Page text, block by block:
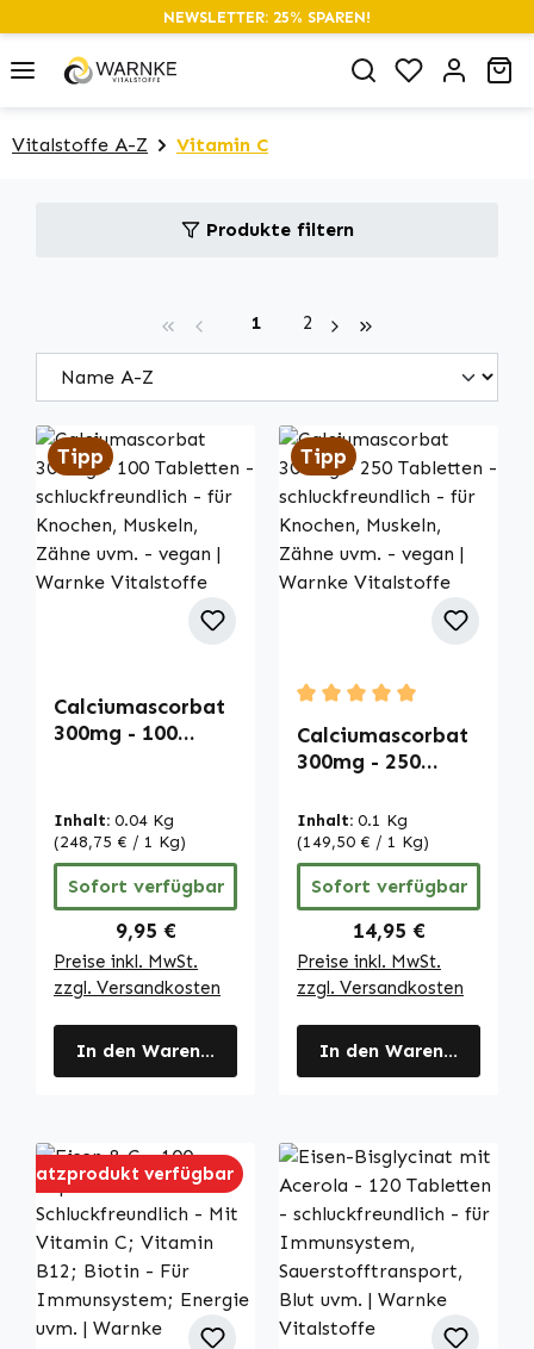
springen
NEWSLETTER: 25% SPAREN!
Du hast 0
Vitalstoffe A-Z Vitamin C
Produkte filtern
Seite
1 Seite
2
Tipp
Calciumascorbat
300mg - 100
- für Knochen,
Muskeln, Zähne
uvm. - vegan |
Warnke
Vitalstoffe
Inhalt: 0.04 Kg
(248,75 € / 1 Kg)
Sofort verfügbar
Regulärer Preis:
9,95 €
Preise inkl. MwSt.
zzgl. Versandkosten
In den Warenkorb
Tipp
Durchschnittliche
Calciumascorbat
300mg - 250
schluckfreundlich
- für Knochen,
Muskeln, Zähne
uvm. - vegan |
Warnke
Vitalstoffe
Inhalt: 0.1 Kg
(149,50 € / 1 Kg)
Sofort verfügbar
Regulärer Preis:
14,95 €
Preise inkl. MwSt.
zzgl. Versandkosten
In den Warenkorb
Ersatzprodukt verfügbar